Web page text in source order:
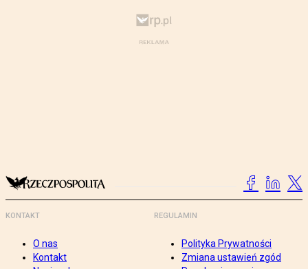
KONTAKT
O nas
Kontakt
REGULAMIN
Polityka Prywatności
Zmiana ustawień zgód